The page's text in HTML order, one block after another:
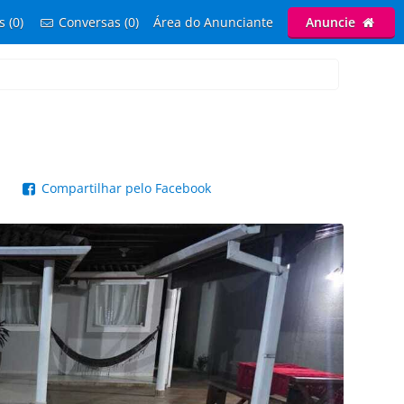
(0) Conversas (0) Área do Anunciante Anuncie
Compartilhar pelo Facebook